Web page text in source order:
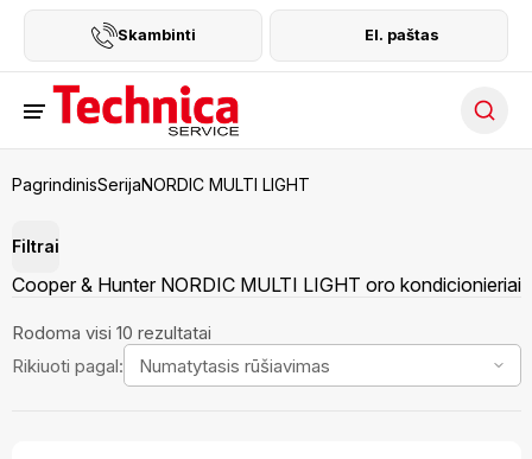
Skambinti El. paštas
PagrindinisSerijaNORDIC MULTI LIGHT
Filtrai
Cooper & Hunter NORDIC MULTI LIGHT oro kondicionieriai
Rodoma visi 10 rezultatai
Rikiuoti pagal: